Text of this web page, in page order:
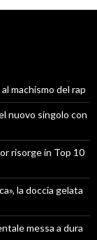
machismo del rap
nuovo singolo con
risorge in Top 10
la doccia gelata
messa a dura